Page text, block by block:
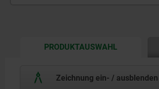
PRODUKTAUSWAHL
Zeichnung ein- / ausblenden